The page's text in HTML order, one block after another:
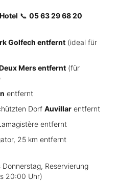
📞 05 63 29 68 20
Golfech entfernt (ideal für
Mers entfernt (für
entfernt
Dorf Auvillar entfernt
entfernt
25 km entfernt
Donnerstag, Reservierung
20:00 Uhr)